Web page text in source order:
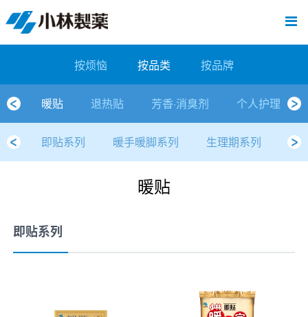
至
按烦恼 按品类 按品牌
暖贴 退热贴 芳香·消臭剂 个人护理
即贴系列 暖手暖脚系列 生理期系列 舒
暖贴
即贴系列
公司简介
董事长寄语
独特的企业模式
公司概要
公司沿革
国内主要据点
产品展示
按品类
按品牌
按烦恼
炎热对策
发热对策
家庭清洁
房间异味·芳香
管道异味·清洁
寒冷对策
暖手暖脚
生理期
舒缓
炎热对策
发热对策
家庭清洁
马桶清洁（便器用）
排水管清洁
水壶/水杯清洁
厕所/马桶异味
厕所消臭
即时消臭
无味消臭
房间异味·芳香
宠物消臭
无味消臭
运动鞋消臭
管道异味·清洁
管道异味·清洁
清洁消毒
口腔消毒
清洁纸
口腔护理
其他烦恼
按品类
退热贴
芳香·消臭剂
个人护理
消毒品
口腔护理
暖手暖脚系列
生理期系列
舒缓系列
退热贴
儿童用
成人用
家庭用
芳香·消臭剂
房间用
宠物用
厨房用
个人护理
清凉降温
安睡
随身清洁
洗净用品
管道清洁
家居用品清洁
消毒品
口腔消毒
口腔护理
按品牌
无香空间
洗净丸
洗净中
洁内宝
刻立洁
Sawaday小林消臭元
新闻中心
2025
2024
2023
2021
2020